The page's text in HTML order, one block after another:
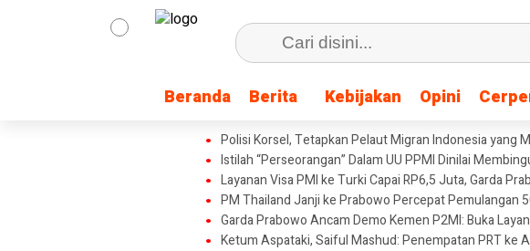
Beranda Berita Kebijakan Opini
Beranda Berita Kebijakan Opini
Polisi Korsel, Tetapkan Pelaut Migran Indonesia yang
Istilah “Perseorangan” Dalam UU PPMI Dinilai
Layanan Visa PMI ke Turki Capai RP6,5 Juta, Garda
PM Thailand Janji ke Prabowo Percepat Pemulangan
Garda Prabowo Ancam Demo Kemen P2MI: Buka
Ketum Aspataki, Saiful Mashud: Penempatan PRT ke